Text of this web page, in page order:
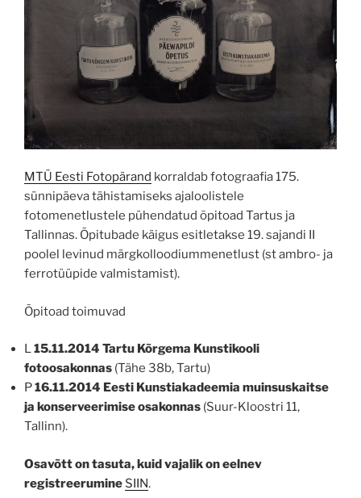
MTÜ Eesti Fotopärand korraldab fotograafia 175.
sünnipäeva tähistamiseks ajaloolistele
fotomenetlustele pühendatud õpitoad Tartus ja
Tallinnas. Õpitubade käigus esitletakse 19. sajandi II
poolel levinud märgkolloodiummenetlust (st ambro- ja
ferrotüüpide valmistamist).
Õpitoad toimuvad
L15.11.2014 Tartu Kõrgema Kunstikooli
fotoosakonnas (Tähe 38b, Tartu)
P16.11.2014 Eesti Kunstiakadeemia muinsuskaitse
ja konserveerimise osakonnas (Suur-Kloostri 11,
Tallinn).
Osavõtt on tasuta, kuid vajalik on eelnev
registreerumine SIIN.